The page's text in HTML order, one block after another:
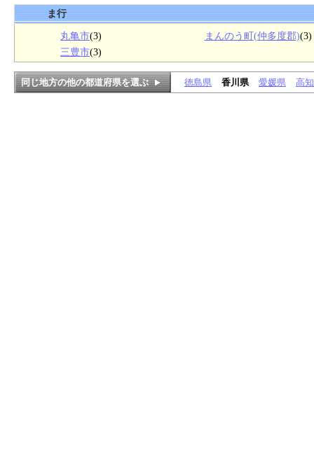
ま行
丸亀市(3) まんのう町(仲多度郡)(3)
三豊市(3)
同じ地方の他の都道府県を選ぶ 徳島県 香川県 愛媛県 高